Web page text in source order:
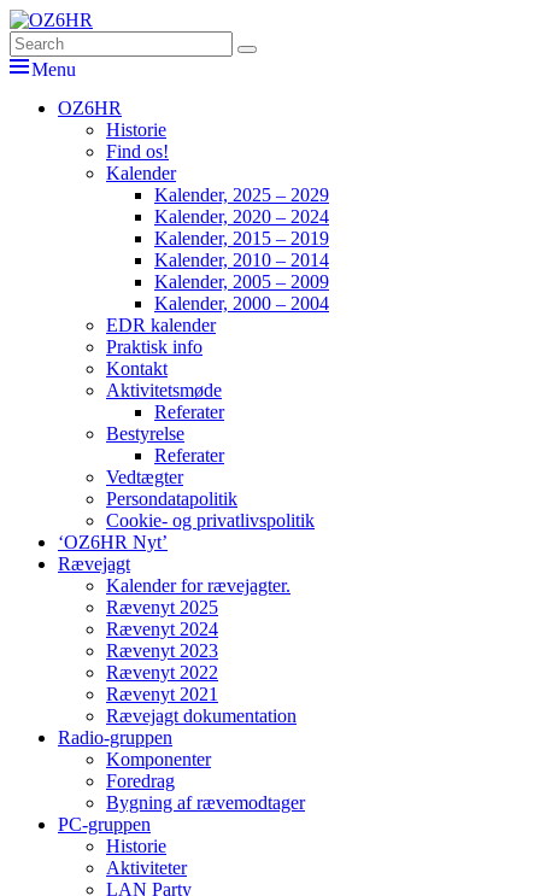
Skip
to
content
OZ6HR
EDR Horsens Afdeling
Search
for:
Søg
Menu
PrimærOZ6HR
Historie
Find os!
Kalender
Kalender, 2025 – 2029
Kalender, 2020 – 2024
Kalender, 2015 – 2019
Kalender, 2010 – 2014
Kalender, 2005 – 2009
Kalender, 2000 – 2004
EDR kalender
Praktisk info
Kontakt
Aktivitetsmøde
Referater
Bestyrelse
Referater
Vedtægter
Persondatapolitik
Cookie- og privatlivspolitik
‘OZ6HR Nyt’
Rævejagt
Kalender for rævejagter.
Rævenyt 2025
Rævenyt 2024
Rævenyt 2023
Rævenyt 2022
Rævenyt 2021
Rævejagt dokumentation
Radio-gruppen
Komponenter
Foredrag
Bygning af rævemodtager
PC-gruppen
Historie
Aktiviteter
LAN Party